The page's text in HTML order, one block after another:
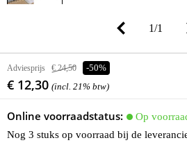
1/1
Adviesprijs € 24,50 -50%
€ 12,30 (incl. 21% btw)
Online voorraadstatus:
Op
Nog 3 stuks op voorraad bij de